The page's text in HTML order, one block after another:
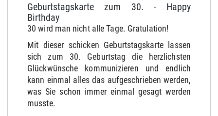
Geburtstagskarte zum 30. - Happy
Birthday
30 wird man nicht alle Tage. Gratulation!
Mit dieser schicken Geburtstagskarte lassen
sich zum 30. Geburtstag die herzlichsten
Glückwünsche kommunizieren und endlich
kann einmal alles das aufgeschrieben werden,
was Sie schon immer einmal gesagt werden
musste.